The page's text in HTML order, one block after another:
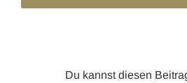
Du kannst diesen